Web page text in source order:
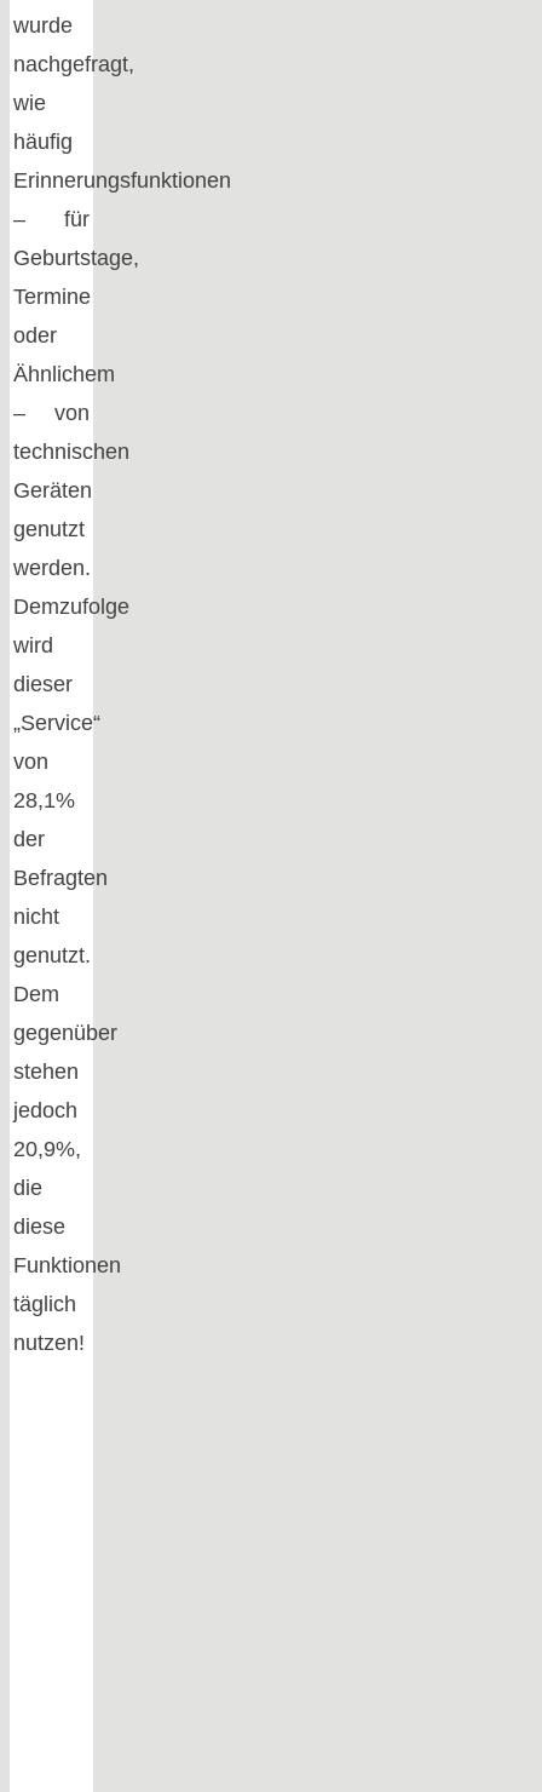
wurde
nachgefragt,
wie
häufig
Erinnerungsfunktionen
– für
Geburtstage,
Termine
oder
Ähnlichem
– von
technischen
Geräten
genutzt
werden.
Demzufolge
wird
dieser
„Service“
von
28,1%
der
Befragten
nicht
genutzt.
Dem
gegenüber
stehen
jedoch
20,9%,
die
diese
Funktionen
täglich
nutzen!